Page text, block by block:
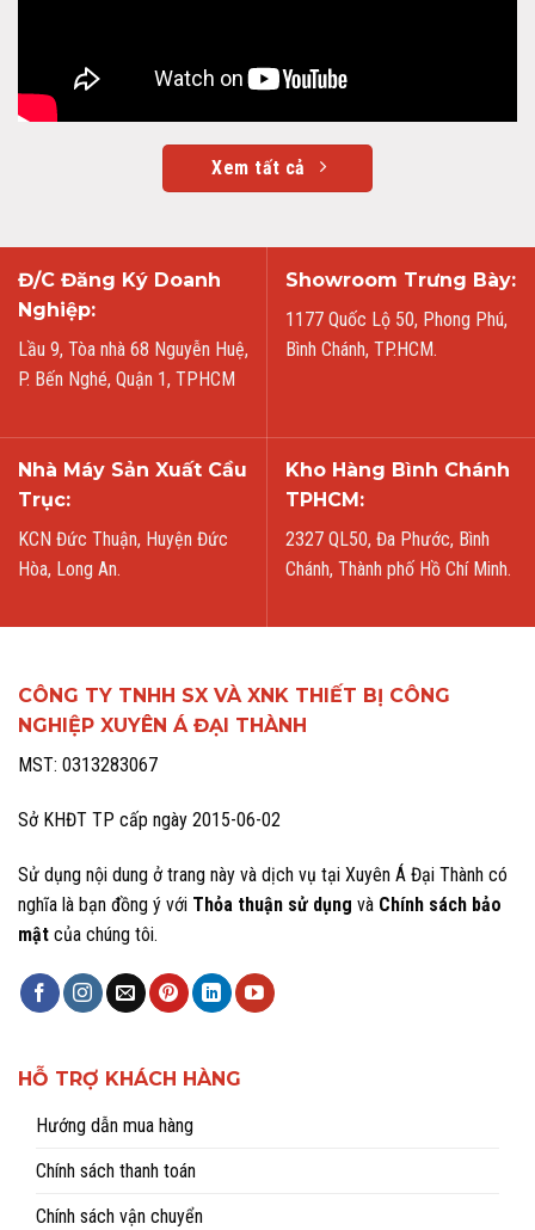
Xem tất cả
Đ/C Đăng Ký Doanh
Nghiệp:
Lầu 9, Tòa nhà 68 Nguyễn Huệ,
P. Bến Nghé, Quận 1, TPHCM
Showroom Trưng Bày:
1177 Quốc Lộ 50, Phong Phú,
Bình Chánh, TP.HCM.
Nhà Máy Sản Xuất Cầu
Trục:
KCN Đức Thuận, Huyện Đức
Hòa, Long An.
Kho Hàng Bình Chánh
TPHCM:
2327 QL50, Đa Phước, Bình
Chánh, Thành phố Hồ Chí Minh.
CÔNG TY TNHH SX VÀ XNK THIẾT BỊ CÔNG
NGHIỆP XUYÊN Á ĐẠI THÀNH
MST: 0313283067
Sở KHĐT TP cấp ngày 2015-06-02
Sử dụng nội dung ở trang này và dịch vụ tại Xuyên Á Đại Thành có
nghĩa là bạn đồng ý với Thỏa thuận sử dụng và Chính sách bảo
mật của chúng tôi.
HỖ TRỢ KHÁCH HÀNG
Hướng dẫn mua hàng
Chính sách thanh toán
Chính sách vận chuyển